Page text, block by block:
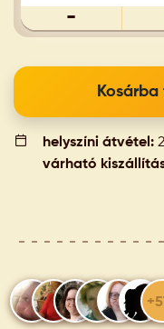
-
Kosárba
helyszíni átvétel:
várható